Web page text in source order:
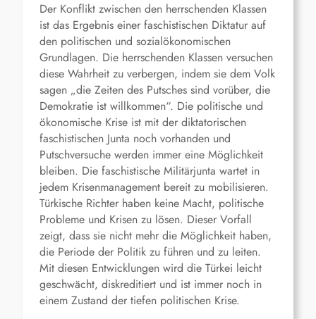
Der Konflikt zwischen den herrschenden Klassen
ist das Ergebnis einer faschistischen Diktatur auf
den politischen und sozialökonomischen
Grundlagen. Die herrschenden Klassen versuchen
diese Wahrheit zu verbergen, indem sie dem Volk
sagen „die Zeiten des Putsches sind vorüber, die
Demokratie ist willkommen“. Die politische und
ökonomische Krise ist mit der diktatorischen
faschistischen Junta noch vorhanden und
Putschversuche werden immer eine Möglichkeit
bleiben. Die faschistische Militärjunta wartet in
jedem Krisenmanagement bereit zu mobilisieren.
Türkische Richter haben keine Macht, politische
Probleme und Krisen zu lösen. Dieser Vorfall
zeigt, dass sie nicht mehr die Möglichkeit haben,
die Periode der Politik zu führen und zu leiten.
Mit diesen Entwicklungen wird die Türkei leicht
geschwächt, diskreditiert und ist immer noch in
einem Zustand der tiefen politischen Krise.